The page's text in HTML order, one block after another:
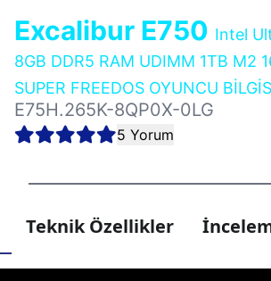
Excalibur E750 Intel
8GB DDR5 RAM UDIMM 1TB M2
SUPER FREEDOS OYUNCU
E75H.265K-8QP0X-0LG
5 Yorum
Teknik Özellikler